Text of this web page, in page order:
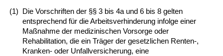
(1) Die Vorschriften der §§ 3 bis 4a und 6 bis 8 gelten
entsprechend für die Arbeitsverhinderung infolge einer
Maßnahme der medizinischen Vorsorge oder
Rehabilitation, die ein Träger der gesetzlichen Renten-,
Kranken- oder Unfallversicherung, eine